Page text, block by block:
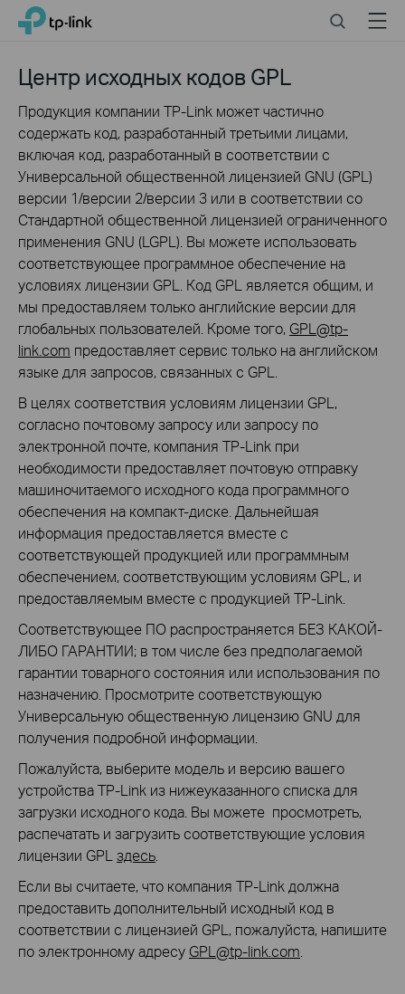
Click
navigation
TP-Link, Reliably Smart SearchMenu
Центр исходных кодов GPL
Продукция компании TP-Link может частично
содержать код, разработанный третьими лицами,
включая код, разработанный в соответствии с
Универсальной общественной лицензией GNU (GPL)
версии 1/версии 2/версии 3 или в соответствии со
Стандартной общественной лицензией ограниченного
применения GNU (LGPL). Вы можете использовать
соответствующее программное обеспечение на
условиях лицензии GPL. Код GPL является общим, и
мы предоставляем только английские версии для
глобальных пользователей. Кроме того, GPL@tp-
link.com предоставляет сервис только на английском
языке для запросов, связанных с GPL.
В целях соответствия условиям лицензии GPL,
согласно почтовому запросу или запросу по
электронной почте, компания TP-Link при
необходимости предоставляет почтовую отправку
машиночитаемого исходного кода программного
обеспечения на компакт-диске. Дальнейшая
информация предоставляется вместе с
соответствующей продукцией или программным
обеспечением, соответствующим условиям GPL, и
предоставляемым вместе с продукцией TP-Link.
Соответствующее ПО распространяется БЕЗ КАКОЙ-
ЛИБО ГАРАНТИИ; в том числе без предполагаемой
гарантии товарного состояния или использования по
назначению. Просмотрите соответствующую
Универсальную общественную лицензию GNU для
получения подробной информации.
Пожалуйста, выберите модель и версию вашего
устройства TP-Link из нижеуказанного списка для
загрузки исходного кода. Вы можете просмотреть,
распечатать и загрузить соответствующие условия
лицензии GPL здесь
Если вы считаете, что компания TP-Link должна
предоставить дополнительный исходный код в
соответствии с лицензией GPL, пожалуйста, напишите
по электронному адресу GPL@tp-link.com